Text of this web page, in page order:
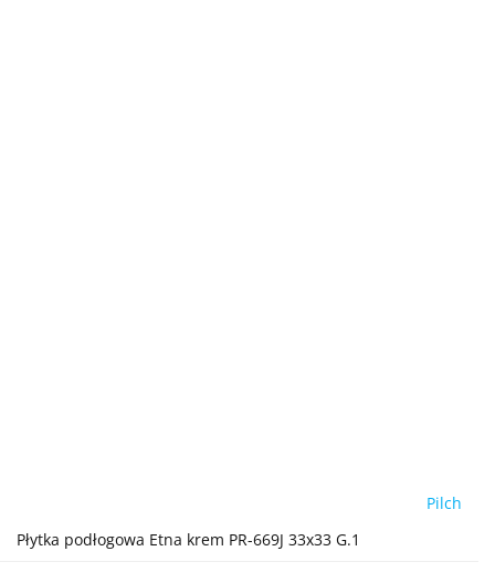
Pilch
Płytka podłogowa Etna krem PR-669J 33x33 G.1